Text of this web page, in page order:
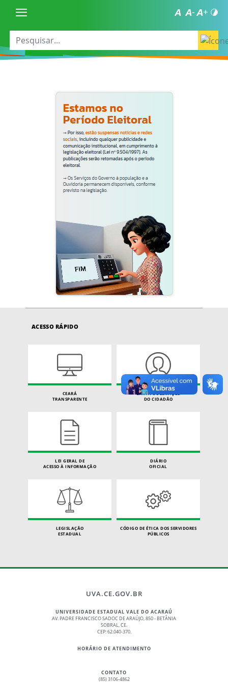
ACESSO RÁPIDO
CEARÁ
TRANSPARENTE
CARTA DE SERVIÇOS
DO CIDADÃO
LEI GERAL DE
ACESSO À INFORMAÇÃO
DIÁRIO
OFICIAL
LEGISLAÇÃO
ESTADUAL
CÓDIGO DE ÉTICA DOS SERVIDORES
PÚBLICOS
UVA.CE.GOV.BR
UNIVERSIDADE ESTADUAL VALE DO ACARAÚ
AV. PADRE FRANCISCO SADOC DE ARAÚJO, 850 - BETÂNIA
SOBRAL, CE.
CEP: 62.040-370.
HORÁRIO DE ATENDIMENTO
CONTATO
(85) 3106-4862